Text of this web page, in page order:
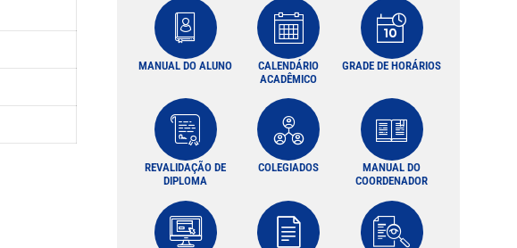
MANUAL DO ALUNO
CALENDÁRIO
ACADÊMICO
GRADE DE HORÁRIOS
REVALIDAÇÃO DE
DIPLOMA
COLEGIADOS
MANUAL DO
COORDENADOR